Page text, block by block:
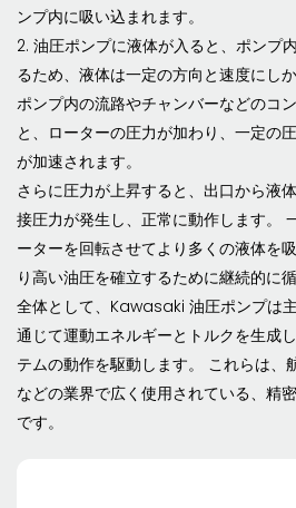
ンプ内に吸い込まれます。
2. 油圧ポンプに液体が入ると、ポンプ
るため、液体は一定の方向と速度にし
ポンプ内の流路やチャンバーなどのコ
と、ローターの圧力が加わり、一定の
が加速されます。
さらに圧力が上昇すると、出口から液
接圧力が発生し、正常に動作します。
ーターを回転させてより多くの液体を
り高い油圧を確立するために継続的に循
全体として、Kawasaki 油圧ポンプは
通じて運動エネルギーとトルクを生成
テムの動作を駆動します。 これらは、
などの業界で広く使用されている、精
です。